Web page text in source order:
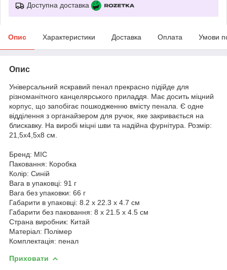
Доступна доставка
Опис Характеристики Доставка Оплата Умови
Опис
Універсальний яскравий пенал прекрасно підійде для
різноманітного канцелярського приладдя. Має досить міцний
корпус, що запобігає пошкодженню вмісту пенала. Є одне
відділення з органайзером для ручок, яке закривається на
блискавку. На виробі міцні шви та надійна фурнітура. Розмір:
21,5х4,5х8 см.
Бренд: MIC
Паковання: Коробка
Колір: Синій
Вага в упаковці: 91 г
Вага без упаковки: 66 г
Габарити в упаковці: 8.2 x 22.3 x 4.7 см
Габарити без паковання: 8 x 21.5 x 4.5 см
Страна виробник: Китай
Матеріал: Полімер
Комплектація: пенал
Приховати